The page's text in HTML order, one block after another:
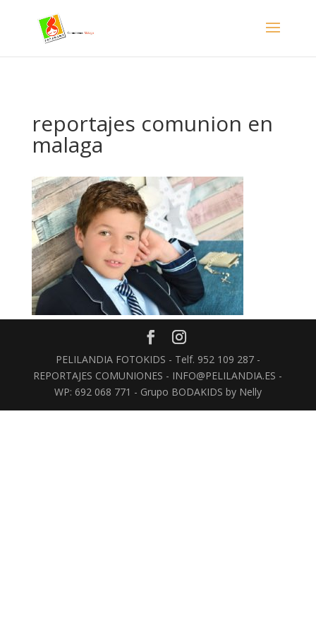
reportajes comunion en
malaga
PELILANDIA FOTOKIDS - Telf. 952 109 287 -
REPORTAJES COMUNIONES - INFO@PELILANDIA.ES -
WP: 692 068 771 - Grupo BODAKIDS by Nelly